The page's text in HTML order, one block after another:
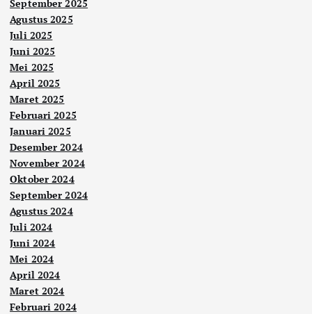
September 2025
Agustus 2025
Juli 2025
Juni 2025
Mei 2025
April 2025
Maret 2025
Februari 2025
Januari 2025
Desember 2024
November 2024
Oktober 2024
September 2024
Agustus 2024
Juli 2024
Juni 2024
Mei 2024
April 2024
Maret 2024
Februari 2024